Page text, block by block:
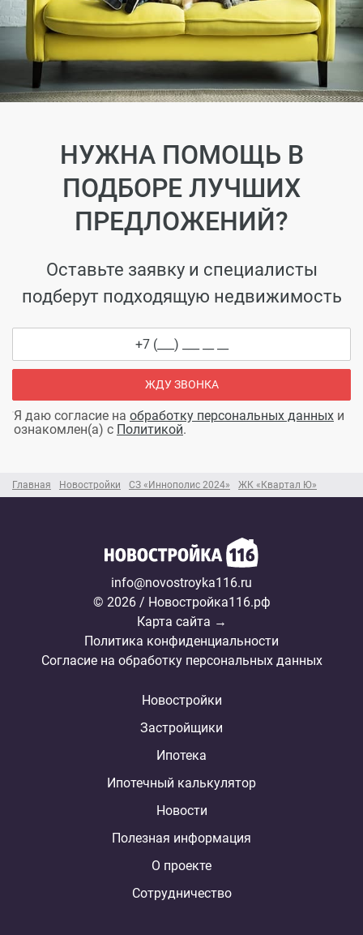
Главная Новостройки СЗ «Иннополис 2024» ЖК «Квартал Ю»
НУЖНА ПОМОЩЬ В
ПОДБОРЕ ЛУЧШИХ
ПРЕДЛОЖЕНИЙ?
Оставьте заявку и специалисты
подберут подходящую недвижимость
ЖДУ ЗВОНКА
Я даю согласие на обработку персональных данных и
ознакомлен(а) с Политикой.
info@novostroyka116.ru
© 2026 / Новостройка116.рф
Карта сайта →
Политика конфиденциальности
Согласие на обработку персональных данных
Новостройки
Застройщики
Ипотека
Ипотечный калькулятор
Новости
Полезная информация
О проекте
Сотрудничество